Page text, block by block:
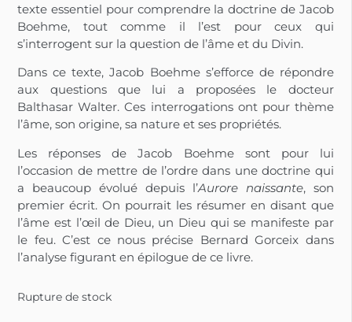
texte essentiel pour comprendre la doctrine de Jacob
Boehme, tout comme il l’est pour ceux qui
s’interrogent sur la question de l’âme et du Divin.
Dans ce texte, Jacob Boehme s’efforce de répondre
aux questions que lui a proposées le docteur
Balthasar Walter. Ces interrogations ont pour thème
l’âme, son origine, sa nature et ses propriétés.
Les réponses de Jacob Boehme sont pour lui
l’occasion de mettre de l’ordre dans une doctrine qui
a beaucoup évolué depuis l’Aurore naissante, son
premier écrit. On pourrait les résumer en disant que
l’âme est l’œil de Dieu, un Dieu qui se manifeste par
le feu. C’est ce nous précise Bernard Gorceix dans
l’analyse figurant en épilogue de ce livre.
Rupture de stock